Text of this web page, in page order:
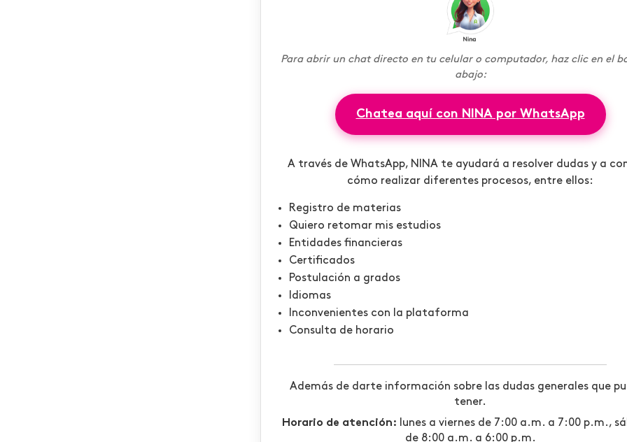
Para abrir un chat directo en tu celular o computador, haz clic en el
abajo:
Chatea aquí con NINA por WhatsApp
A través de WhatsApp, NINA te ayudará a resolver dudas y a
cómo realizar diferentes procesos, entre ellos:
Registro de materias
Quiero retomar mis estudios
Entidades financieras
Certificados
Postulación a grados
Idiomas
Inconvenientes con la plataforma
Consulta de horario
Además de darte información sobre las dudas generales que
tener.
Horario de atención: lunes a viernes de 7:00 a.m. a 7:00 p.m.,
de 8:00 a.m. a 6:00 p.m.